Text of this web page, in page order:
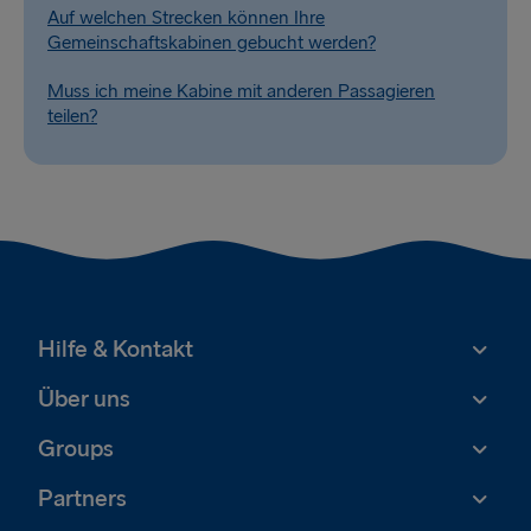
Auf welchen Strecken können Ihre
Gemeinschaftskabinen gebucht werden?
Muss ich meine Kabine mit anderen Passagieren
teilen?
Hilfe & Kontakt
Über uns
Groups
Partners